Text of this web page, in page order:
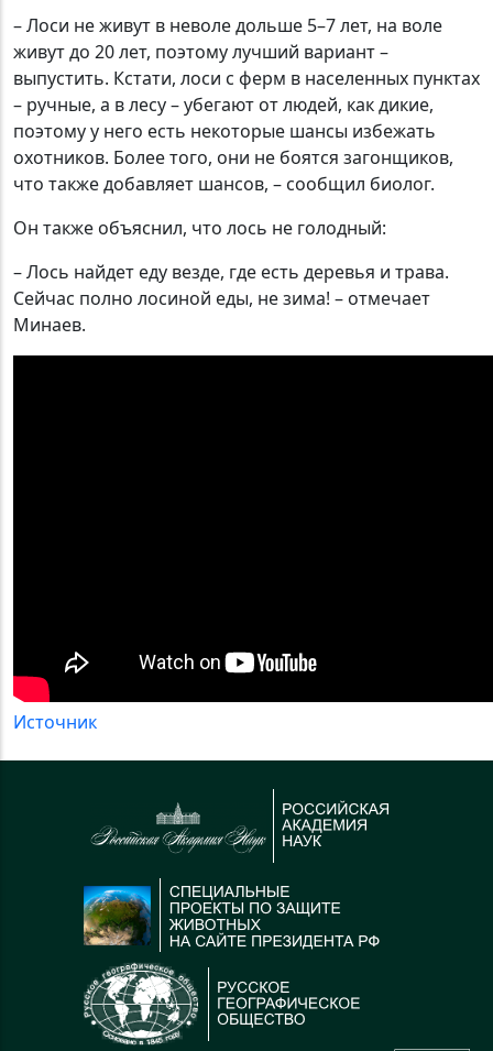
– Лоси не живут в неволе дольше 5–7 лет, на воле
живут до 20 лет, поэтому лучший вариант –
выпустить. Кстати, лоси с ферм в населенных пунктах
– ручные, а в лесу – убегают от людей, как дикие,
поэтому у него есть некоторые шансы избежать
охотников. Более того, они не боятся загонщиков,
что также добавляет шансов, – сообщил биолог.
Он также объяснил, что лось не голодный:
– Лось найдет еду везде, где есть деревья и трава.
Сейчас полно лосиной еды, не зима! – отмечает
Минаев.
Источник